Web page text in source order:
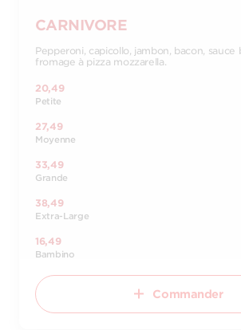
CARNIVORE
Pepperoni, capicollo, jambon, bacon, sauce
fromage à pizza mozzarella.
20,49
Petite
27,49
Moyenne
33,49
Grande
38,49
Extra-Large
16,49
Bambino
Commander